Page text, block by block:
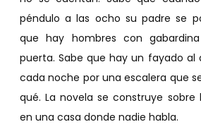
péndulo a las ocho su padre se
que hay hombres con
puerta. Sabe que hay un fayado al
cada noche por una escalera que
qué. La novela se construye
en una casa donde nadie habla.